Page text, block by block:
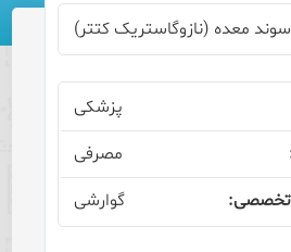
سوند معده (نازوگاستریک کتتر)
پزشکی
مصرفی
گوارشی